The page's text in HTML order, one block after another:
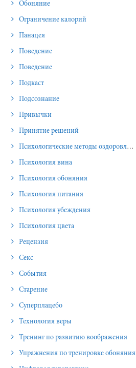
Обоняние
Ограничение калорий
Панацея
Поведение
Поведение
Подкаст
Подсознание
Привычки
Принятие решений
Психологические методы оздоровления и омоложения
Психология вина
Психология обоняния
Психология питания
Психология убеждения
Психология цвета
Рецензия
Секс
События
Старение
Суперплацебо
Технология веры
Тренинг по развитию воображения
Упражнения по тренировке обоняния